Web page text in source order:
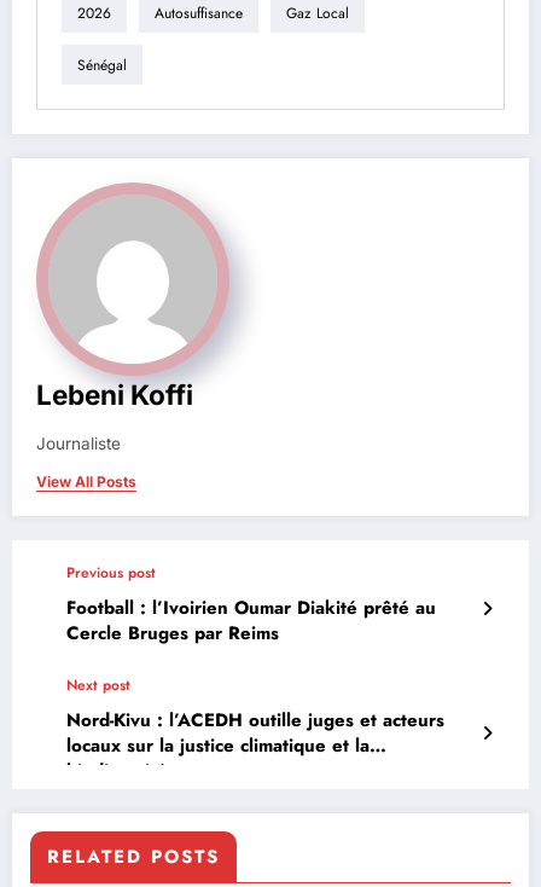
2026 Autosuffisance Gaz Local
Sénégal
Lebeni Koffi
Journaliste
View All Posts
Previous post
Football : l’Ivoirien Oumar Diakité prêté au
Cercle Bruges par Reims
Next post
Nord-Kivu : l’ACEDH outille juges et acteurs
locaux sur la justice climatique et la
biodiversité
RELATED POSTS